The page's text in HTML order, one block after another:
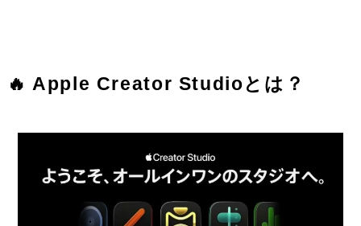
🔥 Apple Creator Studioとは？